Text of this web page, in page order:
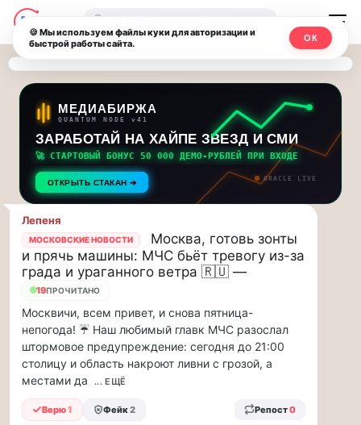
Последние
новости
и
обновления
потока:
Друзья,
приглашаем
на
музыкальную
прогулку
по
Москве
Чайковского!…
приглашаем
на
музыкальную
прогулку
по
Москве
Чайковского!
Москвичи.net
—
Главный
столичный
чат-
мессенджер,
новости
и
инсайды
Москвы
🔍
МЕДИАБИРЖА
QUANTUM NODE v41
ЗАРАБОТАЙ НА ХАЙПЕ ЗВЕЗД И СМИ
🚀 СТАРТОВЫЙ БОНУС 50 000 ДЕМО-РУБЛЕЙ ПРИ ВХОДЕ
ОТКРЫТЬ СТАКАН ➔ ORACLE LIVE
Лепеня
МОСКОВСКИЕ НОВОСТИ
Москва, готовь зонты
и прячь машины: МЧС бьёт тревогу из-за
града и ураганного ветра 🇷🇺 —
19ПРОЧИТАНО
Москвичи, всем привет, и снова пятница-
непогода! ☔️ Наш любимый главк МЧС разослал
штормовое предупреждение: сегодня до 21:00
столицу и область накроют ливни с грозой, а
местами да
... ЕЩЁ
Верю1 Фейк2 Репост0
🍪 Мы используем файлы куки для авторизации и
быстрой работы сайта.
ОК